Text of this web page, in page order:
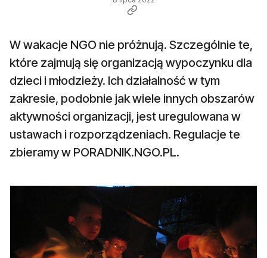
W wakacje NGO nie próżnują. Szczególnie te,
które zajmują się organizacją wypoczynku dla
dzieci i młodzieży. Ich działalność w tym
zakresie, podobnie jak wiele innych obszarów
aktywności organizacji, jest uregulowana w
ustawach i rozporządzeniach. Regulacje te
zbieramy w PORADNIK.NGO.PL.